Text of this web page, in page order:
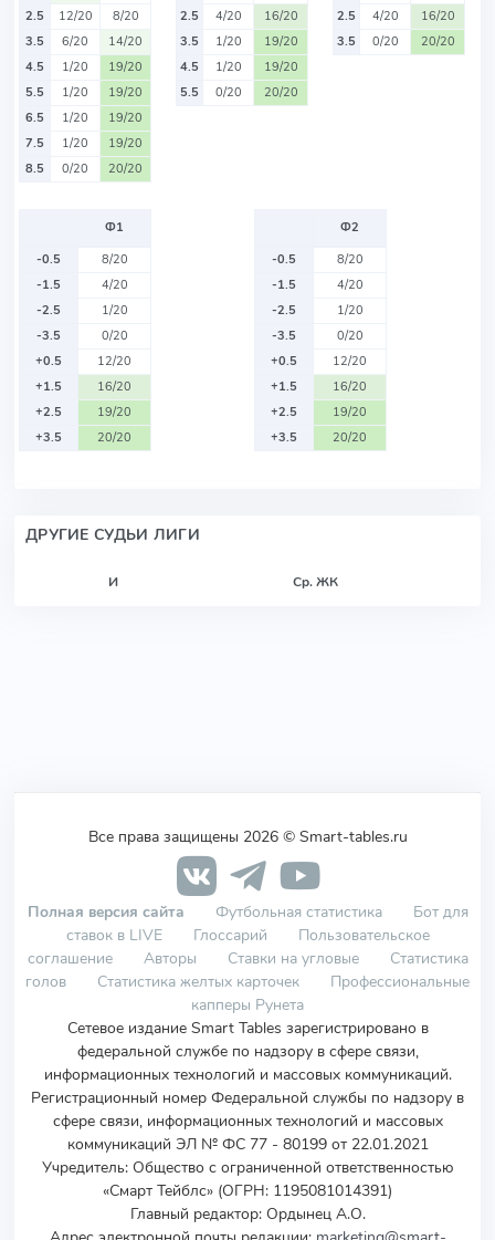
2.5
12/20
8/20
3.5
6/20
14/20
4.5
1/20
19/20
5.5
1/20
19/20
6.5
1/20
19/20
7.5
1/20
19/20
8.5
0/20 20/20
2.5
4/20
16/20
3.5
1/20
19/20
4.5
1/20
19/20
5.5
0/20 20/20
2.5
4/20
16/20
3.5
0/20 20/20
Ф1
-0.5
8/20
-1.5
4/20
-2.5
1/20
-3.5
0/20
+0.5
12/20
+1.5
16/20
+2.5
19/20
+3.5
20/20
Ф2
-0.5
8/20
-1.5
4/20
-2.5
1/20
-3.5
0/20
+0.5
12/20
+1.5
16/20
+2.5
19/20
+3.5
20/20
ДРУГИЕ СУДЬИ ЛИГИ
И Ср. ЖК
Все права защищены 2026 © Smart-tables.ru
Полная версия сайта Футбольная статистика
Бот для
ставок в LIVE
Глоссарий
Пользовательское
соглашение
Авторы Ставки на угловые
Статистика
голов
Статистика желтых карточек
Профессиональные
капперы Рунета
Сетевое издание Smart Tables зарегистрировано в
федеральной службе по надзору в сфере связи,
информационных технологий и массовых коммуникаций.
Регистрационный номер Федеральной службы по надзору в
сфере связи, информационных технологий и массовых
коммуникаций ЭЛ № ФС 77 - 80199 от 22.01.2021
Учредитель: Общество с ограниченной ответственностью
«Смарт Тейблс» (ОГРН: 1195081014391)
Главный редактор: Ордынец А.О.